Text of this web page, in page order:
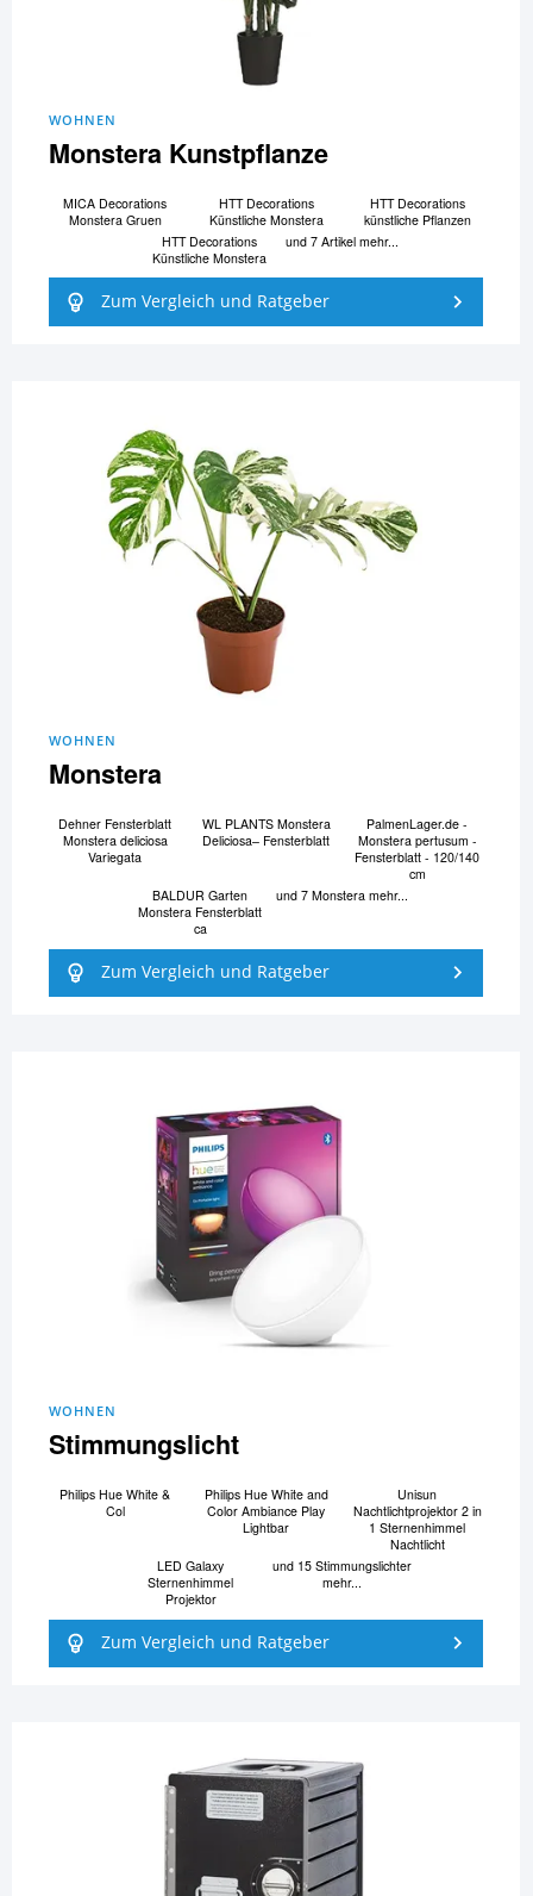
WOHNEN
Monstera Kunstpflanze
MICA Decorations
Monstera Gruen
HTT Decorations
Künstliche Monstera
HTT Decorations
künstliche Pflanzen
HTT Decorations
Künstliche Monstera
und 7 Artikel mehr...
Zum Vergleich und Ratgeber
WOHNEN
Monstera
Dehner Fensterblatt
Monstera deliciosa
Variegata
WL PLANTS Monstera
Deliciosa– Fensterblatt
PalmenLager.de -
Monstera pertusum -
Fensterblatt - 120/140
cm
BALDUR Garten
Monstera Fensterblatt
ca
und 7 Monstera mehr...
Zum Vergleich und Ratgeber
WOHNEN
Stimmungslicht
Philips Hue White &
Col
Philips Hue White and
Color Ambiance Play
Lightbar
Unisun
Nachtlichtprojektor 2 in
1 Sternenhimmel
Nachtlicht
LED Galaxy
Sternenhimmel
Projektor
und 15 Stimmungslichter
mehr...
Zum Vergleich und Ratgeber